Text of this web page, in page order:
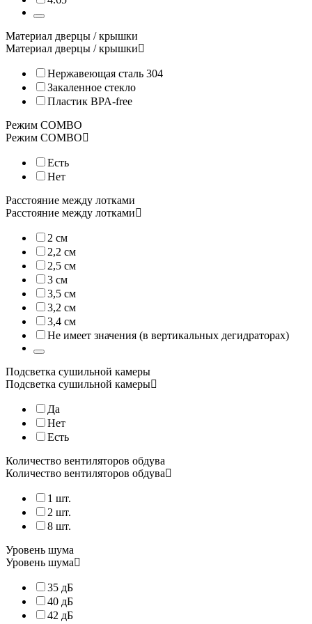
Обезвоживайте фрукты, овощи, орехи, вяльте мясо,
Дегидратор Brod&Taylor SAHARA DR-720P
Инновационное устройство для сушки различных продуктов
Дегидратор оснащён 7 лотками из безопасного BPA-free
Дегидратор Brod&Taylor SAHARA DR-720S
Инновационное устройство для сушки различных продуктов
Складной дегидратор SAHARA является простым в
Дегидратор оснащён 7 лотками из пищевой нержавеющей
Материал дверцы / крышки
Материал дверцы / крышки
Нержавеющая сталь 304
Закаленное стекло
Пластик BPA-free
Режим COMBO
Режим COMBO
Есть
Нет
Расстояние между лотками
Расстояние между лотками
2 см
2,2 см
2,5 см
3 см
3,5 см
3,2 см
3,4 см
Не имеет значения (в вертикальных дегидраторах)
Подсветка сушильной камеры
Подсветка сушильной камеры
Да
Нет
Есть
Количество вентиляторов обдува
Количество вентиляторов обдува
1 шт.
2 шт.
8 шт.
Уровень шума
Уровень шума
35 дБ
40 дБ
42 дБ